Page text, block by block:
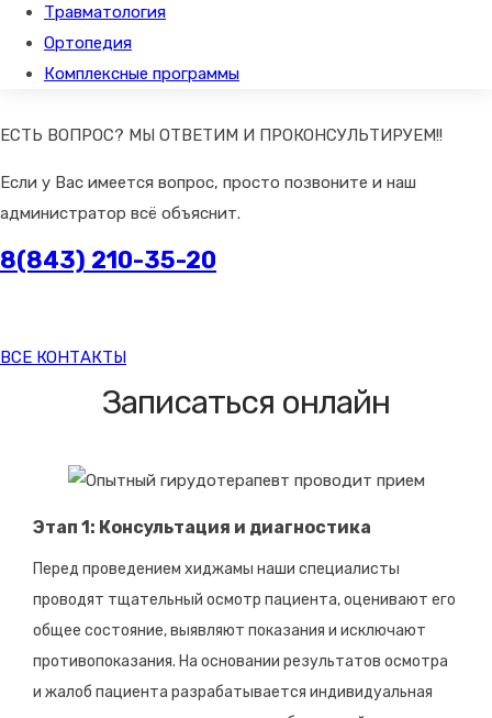
Травматология
Ортопедия
Комплексные программы
ЕСТЬ ВОПРОС? МЫ ОТВЕТИМ И ПРОКОНСУЛЬТИРУЕМ!!
Если у Вас имеется вопрос, просто позвоните и наш
администратор всё объяснит.
8(843) 210-35-20
ВСЕ КОНТАКТЫ
Записаться онлайн
Этап 1: Консультация и диагностика
Перед проведением хиджамы наши специалисты
проводят тщательный осмотр пациента, оценивают его
общее состояние, выявляют показания и исключают
противопоказания. На основании результатов осмотра
и жалоб пациента разрабатывается индивидуальная